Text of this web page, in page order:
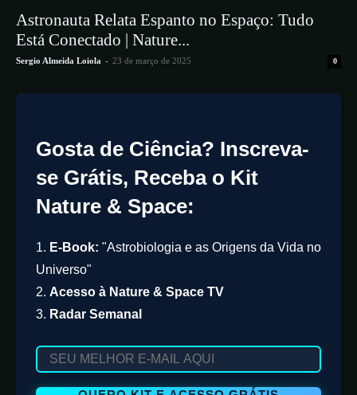
Astronauta Relata Espanto no Espaço: Tudo
Está Conectado | Nature...
Sergio Almeida Loiola - 23 de março de 2025 0
Gosta de Ciência? Inscreva-
se Grátis, Receba o Kit
Nature & Space:
1. E-Book: "Astrobiologia e as Origens da Vida no
Universo"
2. Acesso à Nature & Space TV
3. Radar Semanal